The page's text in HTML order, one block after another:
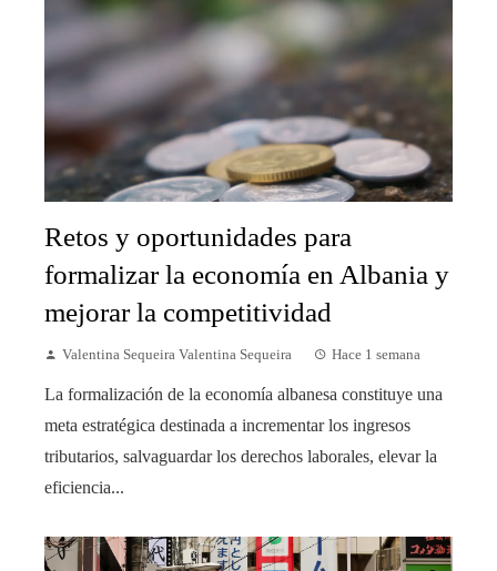
Retos y oportunidades para
formalizar la economía en Albania y
mejorar la competitividad
Valentina Sequeira Valentina Sequeira Hace 1 semana
La formalización de la economía albanesa constituye una
meta estratégica destinada a incrementar los ingresos
tributarios, salvaguardar los derechos laborales, elevar la
eficiencia...